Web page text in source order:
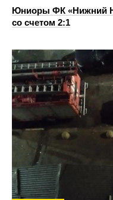
Юниоры ФК «Нижний
со счетом 2:1